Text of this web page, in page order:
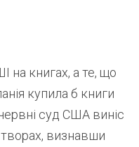
на книгах, а те, що
купила б книги
суд США виніс
визнавши